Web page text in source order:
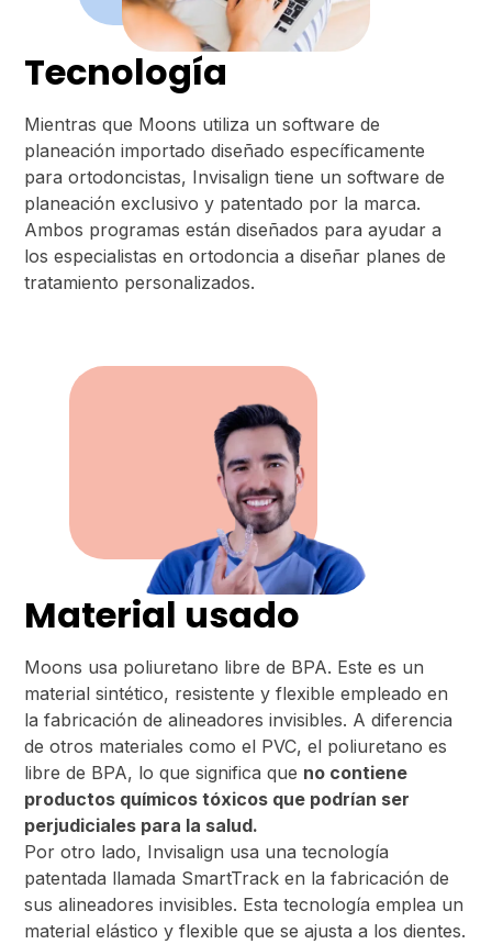
Tecnología
Mientras que Moons utiliza un software de
planeación importado diseñado específicamente
para ortodoncistas, Invisalign tiene un software de
planeación exclusivo y patentado por la marca.
Ambos programas están diseñados para ayudar a
los especialistas en ortodoncia a diseñar planes de
tratamiento personalizados.
Material usado
Moons usa poliuretano libre de BPA. Este es un
material sintético, resistente y flexible empleado en
la fabricación de alineadores invisibles. A diferencia
de otros materiales como el PVC, el poliuretano es
libre de BPA, lo que significa que no contiene
productos químicos tóxicos que podrían ser
perjudiciales para la salud.
Por otro lado, Invisalign usa una tecnología
patentada llamada SmartTrack en la fabricación de
sus alineadores invisibles. Esta tecnología emplea un
material elástico y flexible que se ajusta a los dientes.